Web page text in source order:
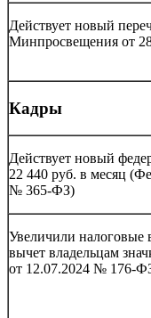
Действует новый
Минпросвещения от
Кадры
Действует новый
22 440 руб. в месяц
№ 365-ФЗ)
Увеличили налоговые
вычет владельцам
от 12.07.2024 № 176-